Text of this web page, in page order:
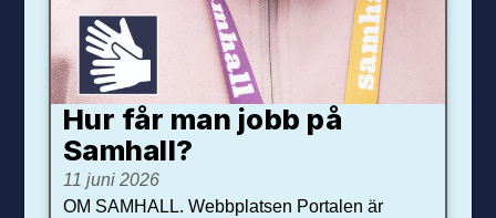
Hur får man jobb på
Samhall?
11 juni 2026
OM SAMHALL. Webbplatsen Portalen är